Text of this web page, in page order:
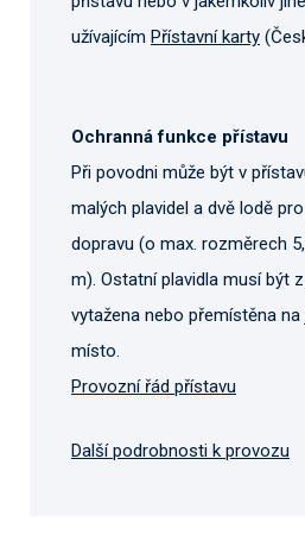
užívajícím Přístavní karty
Ochranná funkce přístavu
Při povodni může být v
malých plavidel a dvě lodě
dopravu (o max. rozměrech
m). Ostatní plavidla musí být
vytažena nebo přemístěna na
místo.
Provozní řád přístavu
Další podrobnosti k provozu